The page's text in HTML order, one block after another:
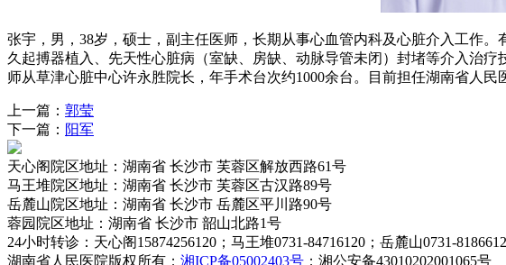
张宇，男，38岁，硕士，副主任医师，长期从事心血管内科及心脏介入工作
久起搏器植入、先天性心脏病（室缺、房缺、动脉导管未闭）封堵等介入治
师从草津心脏中心许永胜院长，年手术台次约1000余台。目前担任湖南省人民
上一篇： 郭莹
下一篇： 阳军
天心阁院区地址：湖南省 长沙市 芙蓉区解放西路61号
马王堆院区地址：湖南省 长沙市 芙蓉区古汉路89号
岳麓山院区地址：湖南省 长沙市 岳麓区平川路90号
蓉园院区地址：湖南省 长沙市 韶山北路1号
24小时转诊 ：天心阁15874256120；马王堆0731-84716120；岳麓山0731-
湖南省人民医院版权所有； 湘ICP备05002403号 ；湘公安备43010202001065号